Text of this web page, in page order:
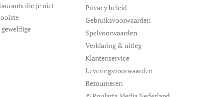
die je niet
Privacy beleid
Gebruiksvoorwaarden
Spelvoorwaarden
Verklaring & uitleg
Klantenservice
Leveringsvoorwaarden
Retourneren